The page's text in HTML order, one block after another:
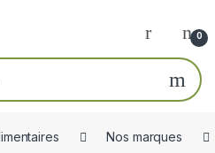
0
Nos marques